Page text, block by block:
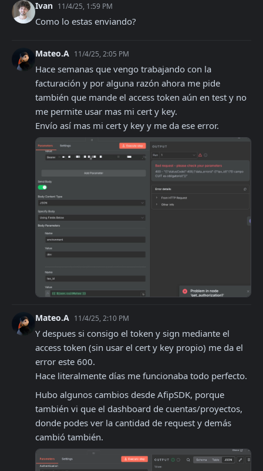
Ivan 11/4/25, 1:59 PM
Como lo estas enviando?
Mateo.A 11/4/25, 2:05 PM
Hace semanas que vengo trabajando con la
facturación y por alguna razón ahora me pide
también que mande el access token aún en test y no
me permite usar mas mi cert y key.
Envío así mas mi cert y key y me da ese error.
Mateo.A 11/4/25, 2:10 PM
Y despues si consigo el token y sign mediante el
access token (sin usar el cert y key propio) me da el
error este 600.
Hace literalmente días me funcionaba todo perfecto.
Hubo algunos cambios desde AfipSDK, porque
también vi que el dashboard de cuentas/proyectos,
donde podes ver la cantidad de request y demás
cambió también.